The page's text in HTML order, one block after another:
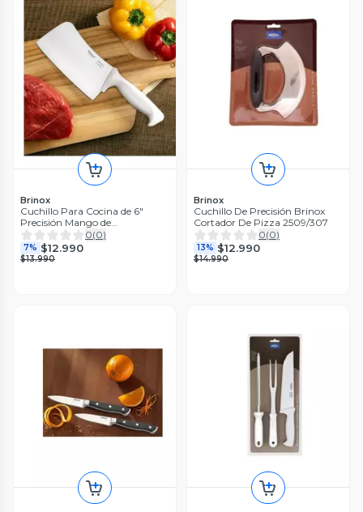
Brinox
Cuchillo Para Cocina de 6"
Precisión Mango de
Polipropileno Blanco Brinox
2506/315
0(0)
7% $12.990
$13.990
Brinox
Cuchillo De Precisión Brinox
Cortador De Pizza 2509/307
0(0)
13% $12.990
$14.990